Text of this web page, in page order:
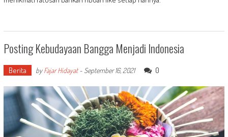
Posting Kebudayaan Bangga Menjadi Indonesia
Berita byFajar Hidayat- September 16, 2021 0